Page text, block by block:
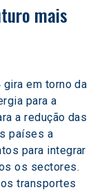
mais
para a
a redução das
países a
para integrar
os sectores.
transportes